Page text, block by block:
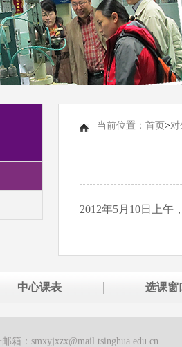
当前位置： 首页 >对
2012年5月10日上午
中心课表 选课窗
箱：smxyjxzx@mail.tsinghua.edu.cn